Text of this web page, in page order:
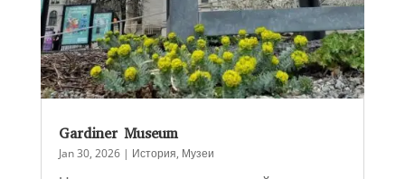
Gardiner Museum
Jan 30, 2026| История, Музеи